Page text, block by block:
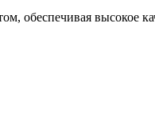
обеспечивая высокое